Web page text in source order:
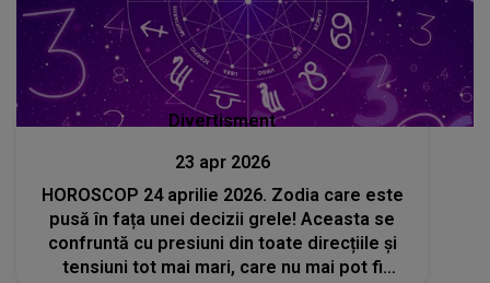
Divertisment
23 apr 2026
HOROSCOP 24 aprilie 2026. Zodia care este
pusă în fața unei decizii grele! Aceasta se
confruntă cu presiuni din toate direcțiile și
tensiuni tot mai mari, care nu mai pot fi